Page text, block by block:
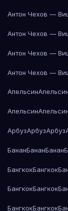
Антон Чехов —
Антон Чехов —
Антон Чехов —
Антон Чехов —
АпельсинАпельсин
АпельсинАпельсин
АрбузАрбузАрбуз
БананБананБанан
БангкокБангкок
БангкокБангкок
БангкокБангкок